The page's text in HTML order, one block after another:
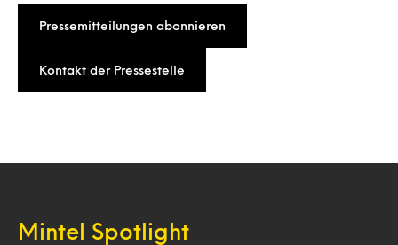
Pressemitteilungen abonnieren
Kontakt der Pressestelle
Mintel Spotlight